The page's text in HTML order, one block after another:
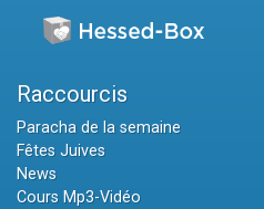
Raccourcis
Paracha de la semaine
Fêtes Juives
News
Cours Mp3-Vidéo